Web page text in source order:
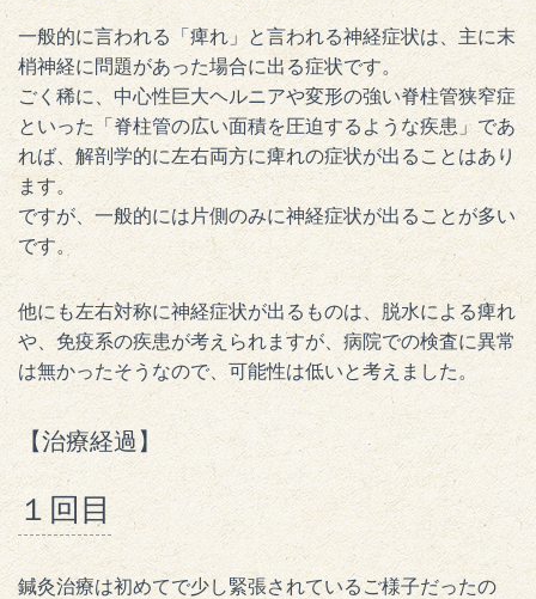
一般的に言われる「痺れ」と言われる神経症状は、主に末
梢神経に問題があった場合に出る症状です。
ごく稀に、中心性巨大ヘルニアや変形の強い脊柱管狭窄症
といった「脊柱管の広い面積を圧迫するような疾患」であ
れば、解剖学的に左右両方に痺れの症状が出ることはあり
ます。
ですが、一般的には片側のみに神経症状が出ることが多い
です。
他にも左右対称に神経症状が出るものは、脱水による痺れ
や、免疫系の疾患が考えられますが、病院での検査に異常
は無かったそうなので、可能性は低いと考えました。
【治療経過】
１回目
鍼灸治療は初めてで少し緊張されているご様子だったの